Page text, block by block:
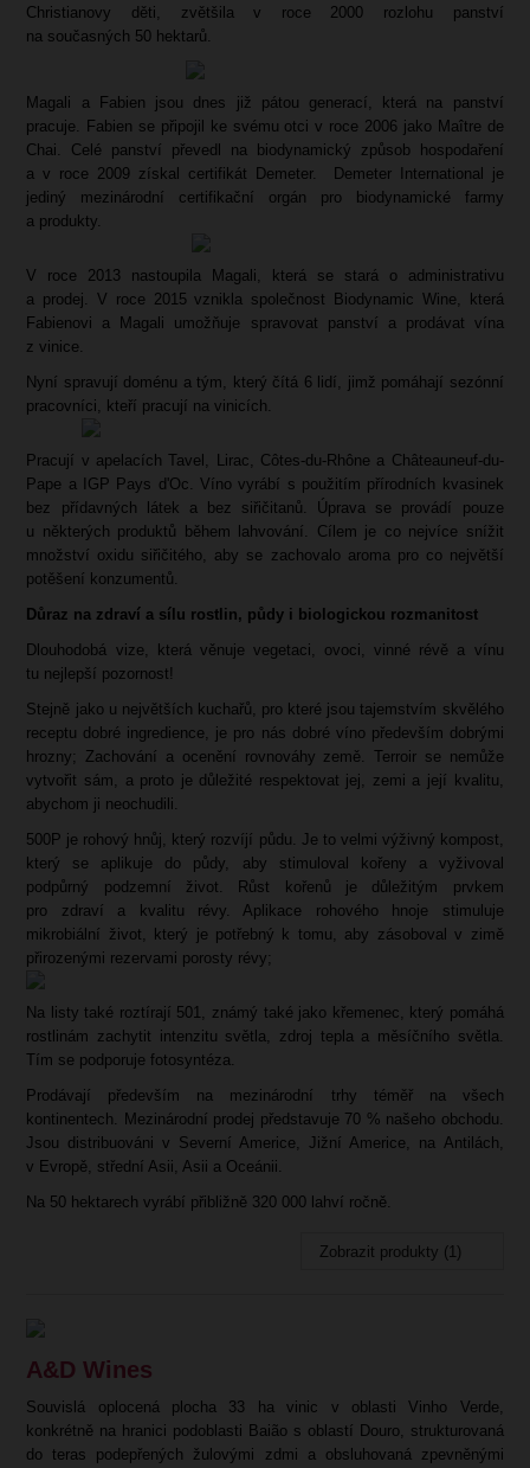
Christianovy děti, zvětšila v roce 2000 rozlohu panství
na současných 50 hektarů.
Magali a Fabien jsou dnes již pátou generací, která na panství
pracuje. Fabien se připojil ke svému otci v roce 2006 jako Maître de
Chai. Celé panství převedl na biodynamický způsob hospodaření
a v roce 2009 získal certifikát Demeter. Demeter International je
jediný mezinárodní certifikační orgán pro biodynamické farmy
a produkty.
V roce 2013 nastoupila Magali, která se stará o administrativu
a prodej. V roce 2015 vznikla společnost Biodynamic Wine, která
Fabienovi a Magali umožňuje spravovat panství a prodávat vína
z vinice.
Nyní spravují doménu a tým, který čítá 6 lidí, jimž pomáhají sezónní
pracovníci, kteří pracují na vinicích.
Pracují v apelacích Tavel, Lirac, Côtes-du-Rhône a Châteauneuf-du-
Pape a IGP Pays d'Oc. Víno vyrábí s použitím přírodních kvasinek
bez přídavných látek a bez siřičitanů. Úprava se provádí pouze
u některých produktů během lahvování. Cílem je co nejvíce snížit
množství oxidu siřičitého, aby se zachovalo aroma pro co největší
potěšení konzumentů.
Důraz na zdraví a sílu rostlin, půdy i biologickou rozmanitost
Dlouhodobá vize, která věnuje vegetaci, ovoci, vinné révě a vínu
tu nejlepší pozornost!
Stejně jako u největších kuchařů, pro které jsou tajemstvím skvělého
receptu dobré ingredience, je pro nás dobré víno především dobrými
hrozny; Zachování a ocenění rovnováhy země. Terroir se nemůže
vytvořit sám, a proto je důležité respektovat jej, zemi a její kvalitu,
abychom ji neochudili.
500P je rohový hnůj, který rozvíjí půdu. Je to velmi výživný kompost,
který se aplikuje do půdy, aby stimuloval kořeny a vyživoval
podpůrný podzemní život. Růst kořenů je důležitým prvkem
pro zdraví a kvalitu révy. Aplikace rohového hnoje stimuluje
mikrobiální život, který je potřebný k tomu, aby zásoboval v zimě
přirozenými rezervami porosty révy;
Na listy také roztírají 501, známý také jako křemenec, který pomáhá
rostlinám zachytit intenzitu světla, zdroj tepla a měsíčního světla.
Tím se podporuje fotosyntéza.
Prodávají především na mezinárodní trhy téměř na všech
kontinentech. Mezinárodní prodej představuje 70 % našeho obchodu.
Jsou distribuováni v Severní Americe, Jižní Americe, na Antilách,
v Evropě, střední Asii, Asii a Oceánii.
Na 50 hektarech vyrábí přibližně 320 000 lahví ročně.
Zobrazit produkty (1)
A&D Wines
Souvislá oplocená plocha 33 ha vinic v oblasti Vinho Verde,
konkrétně na hranici podoblasti Baião s oblastí Douro, strukturovaná
do teras podepřených žulovými zdmi a obsluhovaná zpevněnými